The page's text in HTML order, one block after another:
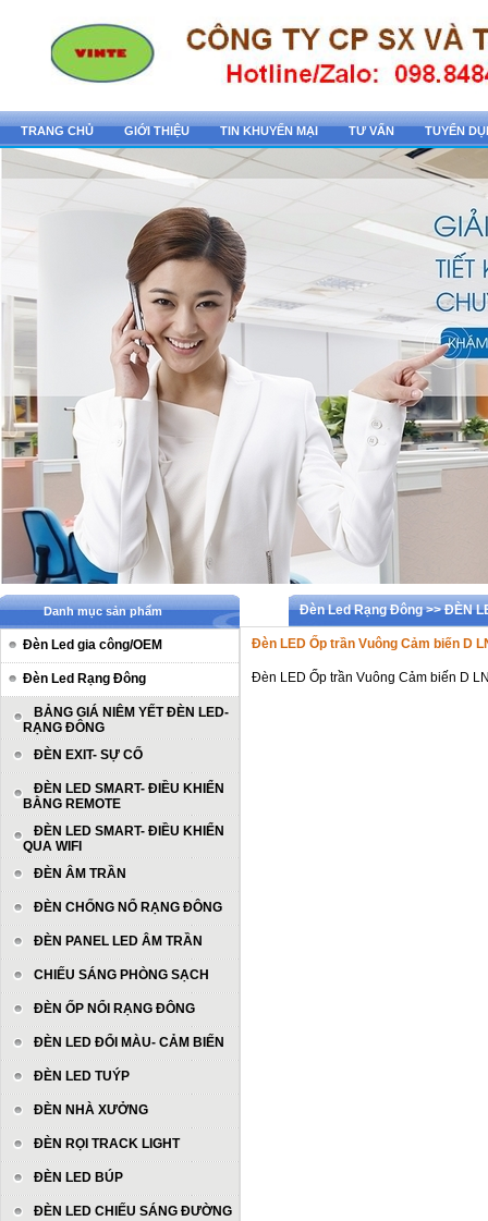
TRANG CHỦ GIỚI THIỆU TIN KHUYẾN MẠI TƯ VẤN TUYỂN
Danh mục sản phẩm
Đèn Led gia công/OEM
Đèn Led Rạng Đông
BẢNG GIÁ NIÊM YẾT ĐÈN LED-
RẠNG ĐÔNG
ĐÈN EXIT- SỰ CỐ
ĐÈN LED SMART- ĐIỀU KHIỂN
BẰNG REMOTE
ĐÈN LED SMART- ĐIỀU KHIỂN
QUA WIFI
ĐÈN ÂM TRẦN
ĐÈN CHỐNG NỔ RẠNG ĐÔNG
ĐÈN PANEL LED ÂM TRẦN
CHIẾU SÁNG PHÒNG SẠCH
ĐÈN ỐP NỔI RẠNG ĐÔNG
ĐÈN LED ĐỔI MÀU- CẢM BIẾN
ĐÈN LED TUÝP
ĐÈN NHÀ XƯỞNG
ĐÈN RỌI TRACK LIGHT
ĐÈN LED BÚP
ĐÈN LED CHIẾU SÁNG ĐƯỜNG
Đèn Led Rạng Đông >> ĐÈN
Đèn LED Ốp trần Vuông Cảm biến D
Đèn LED Ốp trần Vuông Cảm biến D